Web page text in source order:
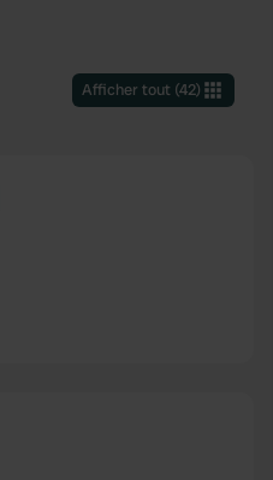
Afficher tout(42)